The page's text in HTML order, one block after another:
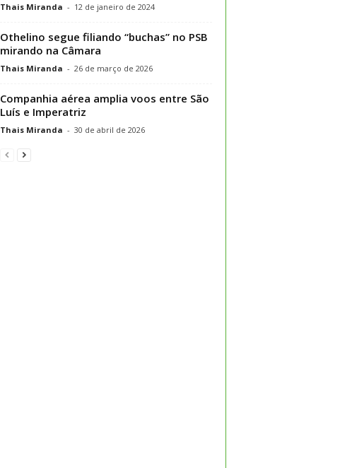
Thais Miranda - 12 de janeiro de 2024
Othelino segue filiando “buchas” no PSB
mirando na Câmara
Thais Miranda - 26 de março de 2026
Companhia aérea amplia voos entre São
Luís e Imperatriz
Thais Miranda - 30 de abril de 2026